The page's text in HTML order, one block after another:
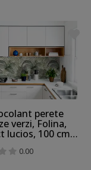
perete
verzi, Folina,
lucios, 100 cm
0.00